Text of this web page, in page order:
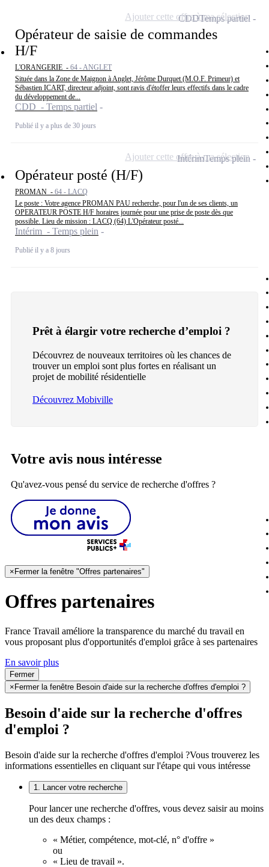
Opérateur de saisie de commandes
H/F
L'ORANGERIE - 64 - ANGLET
Située dans la Zone de Maignon à Anglet, Jérôme Durquet (M.O.F. Primeur) et
Sébastien ICART, directeur adjoint, sont ravis d'étoffer leurs effectifs dans le cadre
du développement de...
CDD - Temps partiel
Publié il y a plus de 30 jours
CDDTemps partiel
Ajouter cette offre à ma sélection
Opérateur posté (H/F)
PROMAN - 64 - LACQ
Le poste : Votre agence PROMAN PAU recherche, pour l'un de ses clients, un
OPERATEUR POSTE H/F horaires journée pour une prise de poste dès que
possible. Lieu de mission : LACQ (64) L'Opérateur posté...
Intérim - Temps plein
Publié il y a 8 jours
IntérimTemps plein
Ajouter cette offre à ma sélection
Prêt à élargir votre recherche d’emploi ?
Découvrez de nouveaux territoires où les chances de
trouver un emploi sont plus fortes en réalisant un
projet de mobilité résidentielle
Découvrez Mobiville
Votre avis nous intéresse
Qu'avez-vous pensé du service de recherche d'offres ?
× Fermer la fenêtre "Offres partenaires"
Offres partenaires
France Travail améliore la transparence du marché du travail en
vous proposant plus d'opportunités d'emploi grâce à ses partenaires
En savoir plus
Fermer
× Fermer la fenêtre Besoin d'aide sur la recherche d'offres d'emploi ?
Besoin d'aide sur la recherche d'offres
d'emploi ?
Besoin d'aide sur la recherche d'offres d'emploi ?Vous trouverez les
informations essentielles en cliquant sur l'étape qui vous intéresse
1. Lancer votre recherche
Pour lancer une recherche d'offres, vous devez saisir au moins
un des deux champs :
« Métier, compétence, mot-clé, n° d'offre »
ou
« Lieu de travail ».